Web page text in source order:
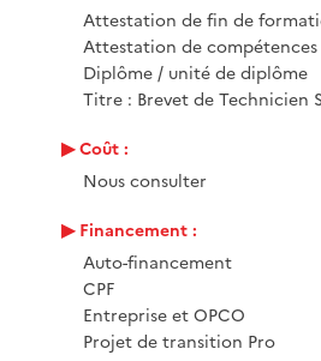
Attestation de fin de
Attestation de compétences
Diplôme / unité de diplôme
Titre : Brevet de Technicien
Coût :
Nous consulter
Financement :
Auto-financement
CPF
Entreprise et OPCO
Projet de transition Pro